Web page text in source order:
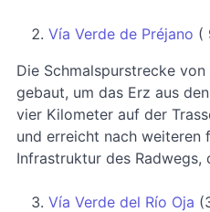
Vía Verde de Préjano (
Die Schmalspurstrecke
gebaut, um das Erz aus
vier Kilometer auf der
und erreicht nach weiteren
Infrastruktur des
Vía Verde del Río Oja